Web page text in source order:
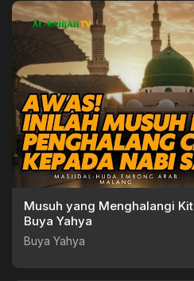
Musuh yang Menghalangi
Buya Yahya
Buya Yahya